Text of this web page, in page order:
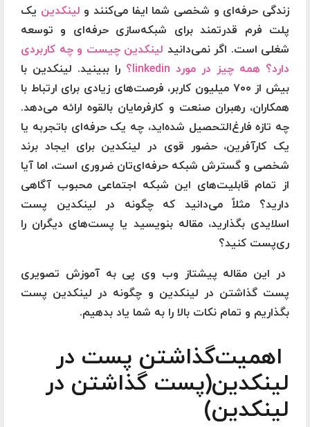
زندگی حرفه‌ای و شخصی شما ایفا می‌کنند و لینکدین یک
پلت فرم قدرتمند برای شبکه‌سازی حرفه‌ای و توسعه
شغلی است. اگر نمی‌دانید لینکدین چیست و چه کاربردی
دارد؟ همه چیز در مورد linkedin؟
را ببینید. لینکدین با
بیش از ۷۰۰ میلیون کاربر، فرصت‌های زیادی برای ارتباط با
همکاران، رهبران صنعت و کارفرمایان بالقوه ارائه می‌دهد.
چه تازه فارغ‌التحصیل شده‌اید، چه یک حرفه‌ای باتجربه یا
یک کارآفرین، حضور قوی در لینکدین برای ایجاد برند
شخصی و گسترش شبکه حرفه‌ای‌تان ضروری است، اما آیا
از تمام قابلیت‌های این شبکه اجتماعی محبوب آگاهی
دارید؟ مثلاً می‌دانید که چگونه در لینکدین پست
اسلایدی بگذارید، مقاله بنویسید یا پست‌های دیگران را
ری‌پست کنید؟
در این مقاله پیشتاز وب وی پی به آموزش تصویری
پست گذاشتن در لینکدین و چگونه در لینکدین پست
بگذاریم و تمام نکات بالا را به شما یاد بدهیم.
اهمیت‌گذاشتن پست در
لینکدین(پست گذاشتن در
لینکدین)